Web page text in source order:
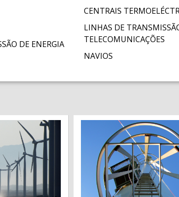
DE ENERGIA
CENTRAIS
LINHAS DE
TELECOMUNICAÇÕES
NAVIOS